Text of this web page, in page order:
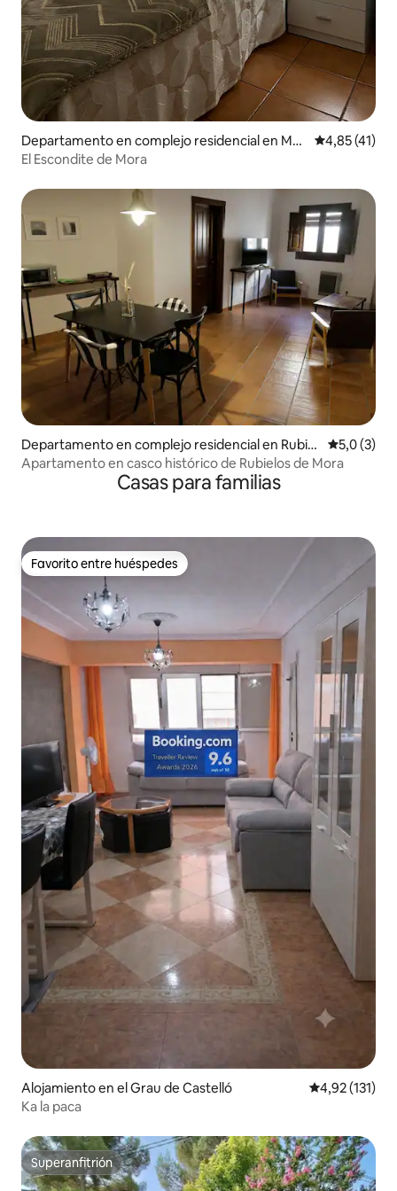
Departamento en complejo residencial en Mor
a de Rubielos
Calificación
4,85 (41)
El Escondite de Mora
Departamento en complejo residencial en Rubiel
os de Mora
5,0 (3)
Apartamento en casco histórico de Rubielos de Mora
Casas para familias
Favorito entre huéspedes
Favorito entre huéspedes
Alojamiento en el Grau de Castelló Calificación
4,92 (131)
Ka la paca
Superanfitrión
Superanfitrión